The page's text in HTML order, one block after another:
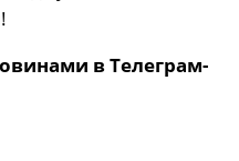
в Телеграм-